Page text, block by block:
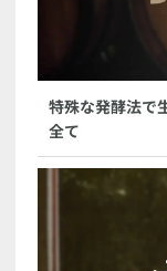
特殊な発酵法で
全て